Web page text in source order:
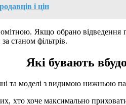
і цін
Якщо обрано відведення
станом фільтрів.
Які бувають
та моделі з видимою нижньою
хто хоче максимально